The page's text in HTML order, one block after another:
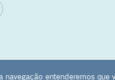
entenderemos